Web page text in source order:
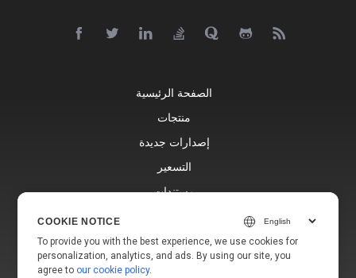
الصفحة الرئيسية
منتجات
إصدارات جديدة
التسعير
مستندات
مدونة
مواقع إلكترونية
COOKIE NOTICE
To provide you with the best experience, we use cookies for
personalization, analytics, and ads. By using our site, you
agree to our cookie policy.